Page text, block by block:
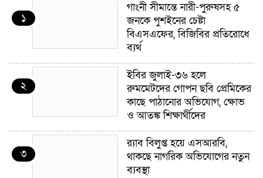
১
গাংনী সীমান্তে নারী-পুরুষসহ ৫
জনকে পুশইনের চেষ্টা
বিএসএফের, বিজিবির প্রতিরোধে
ব্যর্থ
২
ইবির জুলাই-৩৬ হলে
রুমমেটদের গোপন ছবি প্রেমিকের
কাছে পাঠানোর অভিযোগ, ক্ষোভ
ও আতঙ্ক শিক্ষার্থীদের
৩
র‍্যাব বিলুপ্ত হয়ে এসআরবি,
থাকছে নাগরিক অভিযোগের নতুন
ব্যবস্থা